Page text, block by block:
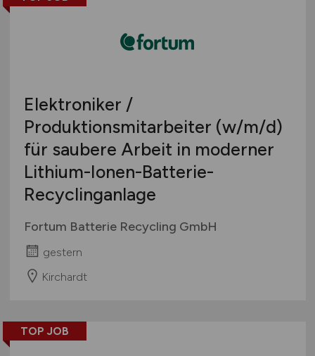
Elektroniker /
Produktionsmitarbeiter (w/m/d)
für saubere Arbeit in moderner
Lithium-Ionen-Batterie-
Recyclinganlage
Fortum Batterie Recycling GmbH
gestern
Kirchardt
TOP JOB